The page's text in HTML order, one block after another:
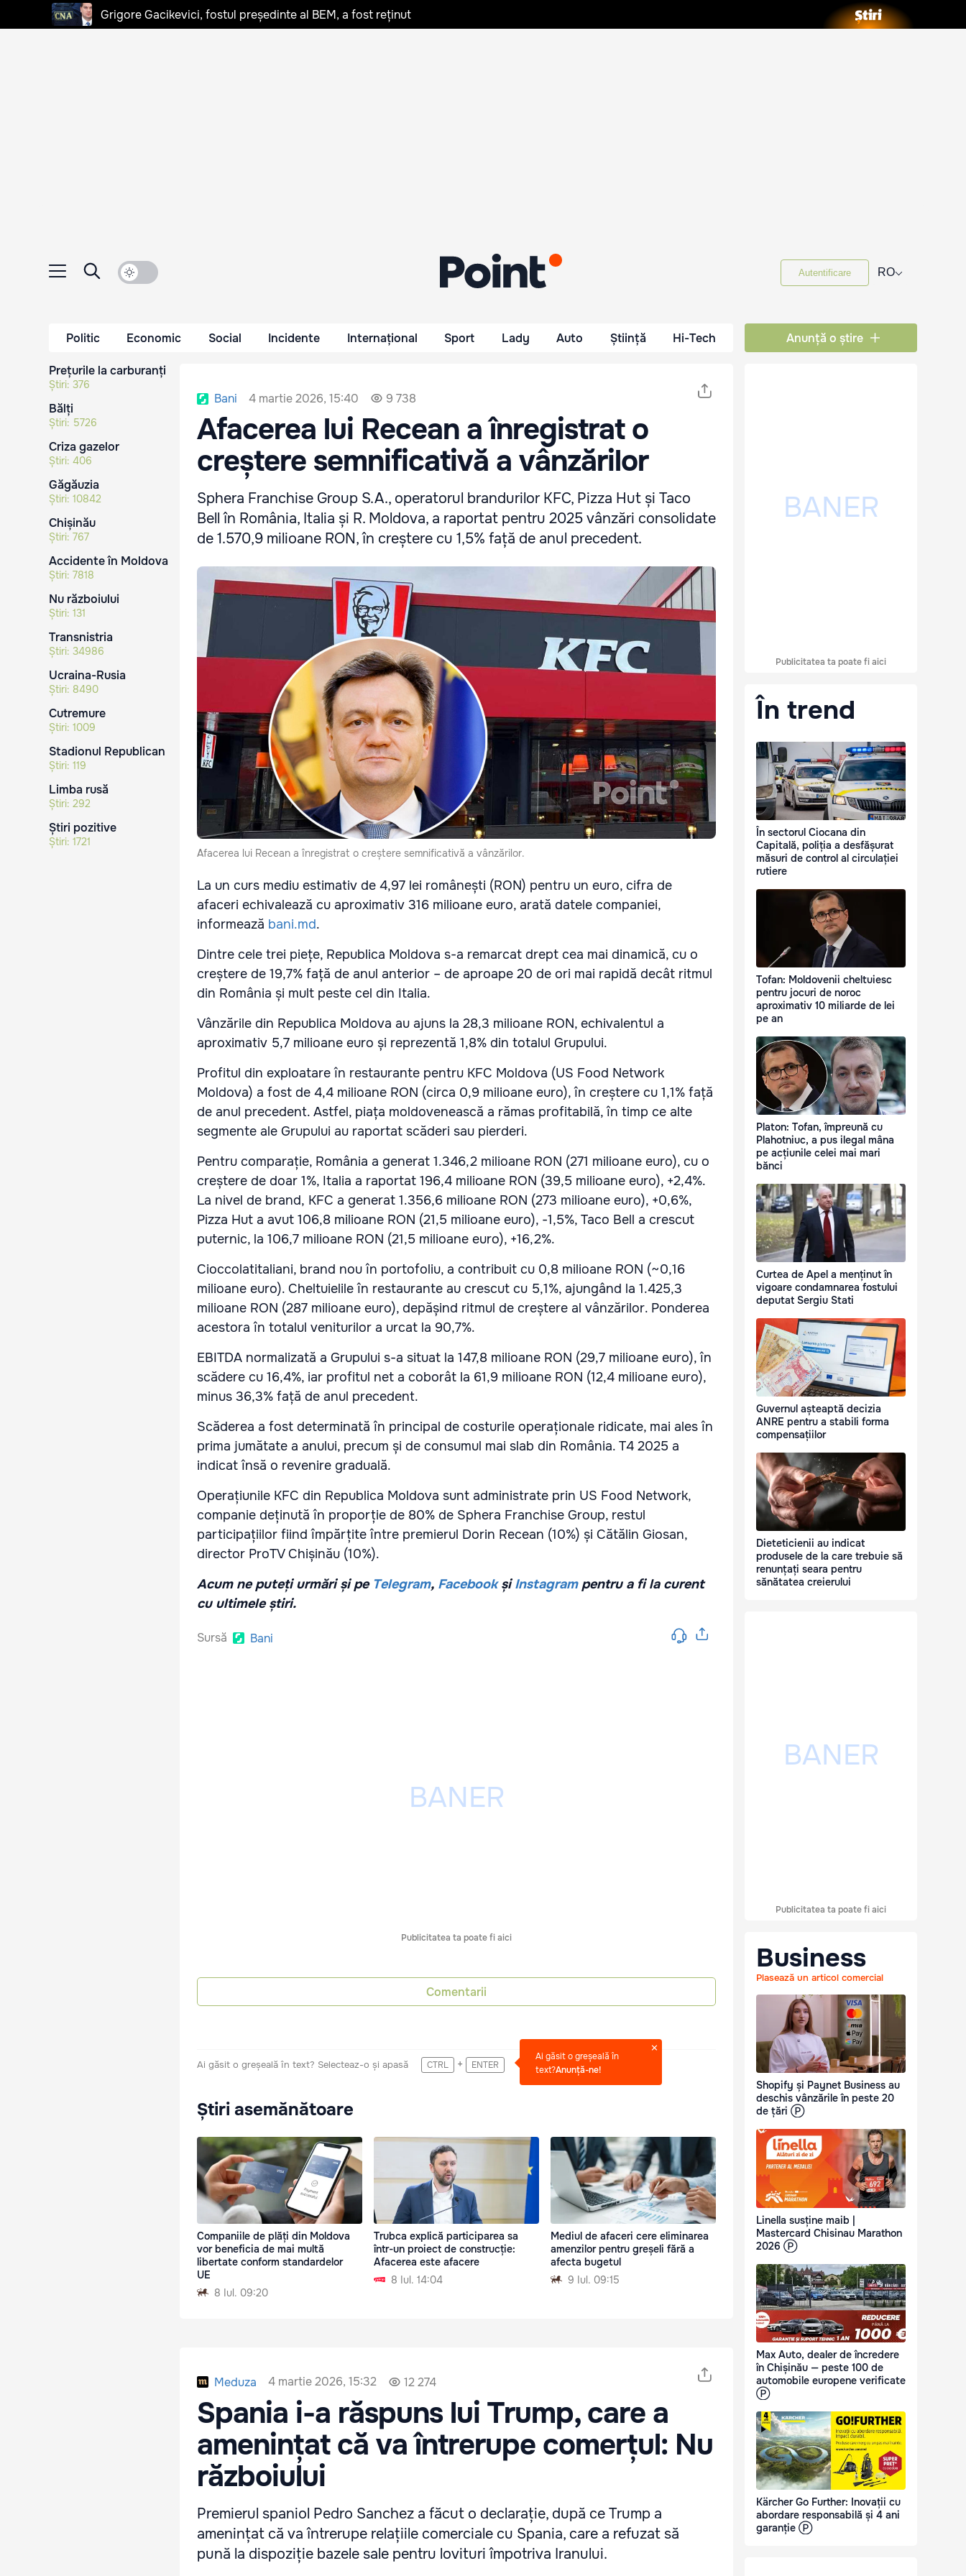
Grigore Gacikevici, fostul președinte al BEM, a fost reținut
Autentificare RO⌵
Politic Economic Social Incidente Internațional Sport Lady Auto Știință Hi-Tech Anunță o știre
Prețurile la carburanți
Știri: 376
Bălți
Știri: 5726
Criza gazelor
Știri: 406
Găgăuzia
Știri: 10842
Chișinău
Știri: 767
Accidente în Moldova
Știri: 7818
Nu războiului
Știri: 131
Transnistria
Știri: 34986
Ucraina-Rusia
Știri: 8490
Cutremure
Știri: 1009
Stadionul Republican
Știri: 119
Limba rusă
Știri: 292
Știri pozitive
Știri: 1721
Bani 4 martie 2026, 15:40 9 738
Afacerea lui Recean a înregistrat o
creștere semnificativă a vânzărilor
Sphera Franchise Group S.A., operatorul brandurilor KFC, Pizza Hut și Taco
Bell în România, Italia și R. Moldova, a raportat pentru 2025 vânzări consolidate
de 1.570,9 milioane RON, în creștere cu 1,5% față de anul precedent.
Afacerea lui Recean a înregistrat o creștere semnificativă a vânzărilor.
La un curs mediu estimativ de 4,97 lei românești (RON) pentru un euro, cifra de
afaceri echivalează cu aproximativ 316 milioane euro, arată datele companiei,
informează bani.md.
Dintre cele trei piețe, Republica Moldova s-a remarcat drept cea mai dinamică, cu o
creștere de 19,7% față de anul anterior – de aproape 20 de ori mai rapidă decât ritmul
din România și mult peste cel din Italia.
Vânzările din Republica Moldova au ajuns la 28,3 milioane RON, echivalentul a
aproximativ 5,7 milioane euro și reprezentă 1,8% din totalul Grupului.
Profitul din exploatare în restaurante pentru KFC Moldova (US Food Network
Moldova) a fost de 4,4 milioane RON (circa 0,9 milioane euro), în creștere cu 1,1% față
de anul precedent. Astfel, piața moldovenească a rămas profitabilă, în timp ce alte
segmente ale Grupului au raportat scăderi sau pierderi.
Pentru comparație, România a generat 1.346,2 milioane RON (271 milioane euro), cu o
creștere de doar 1%, Italia a raportat 196,4 milioane RON (39,5 milioane euro), +2,4%.
La nivel de brand, KFC a generat 1.356,6 milioane RON (273 milioane euro), +0,6%,
Pizza Hut a avut 106,8 milioane RON (21,5 milioane euro), -1,5%, Taco Bell a crescut
puternic, la 106,7 milioane RON (21,5 milioane euro), +16,2%.
Cioccolatitaliani, brand nou în portofoliu, a contribuit cu 0,8 milioane RON (~0,16
milioane euro). Cheltuielile în restaurante au crescut cu 5,1%, ajungând la 1.425,3
milioane RON (287 milioane euro), depășind ritmul de creștere al vânzărilor. Ponderea
acestora în totalul veniturilor a urcat la 90,7%.
EBITDA normalizată a Grupului s-a situat la 147,8 milioane RON (29,7 milioane euro), în
scădere cu 16,4%, iar profitul net a coborât la 61,9 milioane RON (12,4 milioane euro),
minus 36,3% față de anul precedent.
Scăderea a fost determinată în principal de costurile operaționale ridicate, mai ales în
prima jumătate a anului, precum și de consumul mai slab din România. T4 2025 a
indicat însă o revenire graduală.
Operațiunile KFC din Republica Moldova sunt administrate prin US Food Network,
companie deținută în proporție de 80% de Sphera Franchise Group, restul
participațiilor fiind împărțite între premierul Dorin Recean (10%) și Cătălin Giosan,
director ProTV Chișinău (10%).
Acum ne puteți urmări și pe Telegram, Facebook șiInstagrampentru a fi la curent
cu ultimele știri.
Sursă Bani
Publicitatea ta poate fi aici
Comentarii
Ai găsit o greșeală în text? Selecteaz-o și apasă CTRL + ENTER
Ai găsit o greșeală în
text?Anunță-ne!
Știri asemănătoare
Companiile de plăți din Moldova
vor beneficia de mai multă
libertate conform standardelor
UE
8 Iul. 09:20
Trubca explică participarea sa
într-un proiect de construcție:
Afacerea este afacere
8 Iul. 14:04
Mediul de afaceri cere eliminarea
amenzilor pentru greșeli fără a
afecta bugetul
9 Iul. 09:15
Meduza 4 martie 2026, 15:32 12 274
Spania i-a răspuns lui Trump, care a
amenințat că va întrerupe comerțul: Nu
războiului
Premierul spaniol Pedro Sanchez a făcut o declarație, după ce Trump a
amenințat că va întrerupe relațiile comerciale cu Spania, care a refuzat să
pună la dispoziție bazele sale pentru lovituri împotriva Iranului.
Publicitatea ta poate fi aici
În trend
În sectorul Ciocana din
Capitală, poliția a desfășurat
măsuri de control al circulației
rutiere
Tofan: Moldovenii cheltuiesc
pentru jocuri de noroc
aproximativ 10 miliarde de lei
pe an
Platon: Tofan, împreună cu
Plahotniuc, a pus ilegal mâna
pe acțiunile celei mai mari
bănci
Curtea de Apel a menținut în
vigoare condamnarea fostului
deputat Sergiu Stati
Guvernul așteaptă decizia
ANRE pentru a stabili forma
compensațiilor
Dieteticienii au indicat
produsele de la care trebuie să
renunțați seara pentru
sănătatea creierului
Publicitatea ta poate fi aici
Business
Plasează un articol comercial
Shopify și Paynet Business au
deschis vânzările în peste 20
de țări Ⓟ
Linella susține maib |
Mastercard Chisinau Marathon
2026 Ⓟ
Max Auto, dealer de încredere
în Chișinău — peste 100 de
automobile europene verificate
Ⓟ
Kärcher Go Further: Inovații cu
abordare responsabilă și 4 ani
garanție Ⓟ